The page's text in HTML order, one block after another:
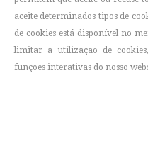
aceite determinados tipos de
de cookies está disponível no
limitar a utilização de
funções interativas do nosso